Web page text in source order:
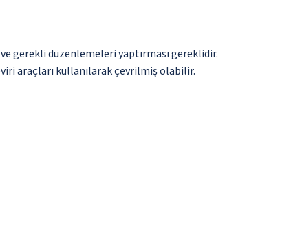
gerekli düzenlemeleri yaptırması gereklidir.
araçları kullanılarak çevrilmiş olabilir.